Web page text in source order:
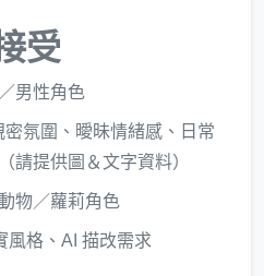
受
男性角色
氛圍、曖昧情緒感、日常
請提供圖＆文字資料）
物／蘿莉角色
風格、AI 描改需求